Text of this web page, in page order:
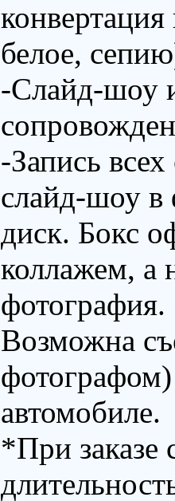
белое,
-Слайд-шоу
-Запись
слайд-шоу
диск. Бокс
коллажем, а
фотография.
Возможна
автомобиле.
*При заказе